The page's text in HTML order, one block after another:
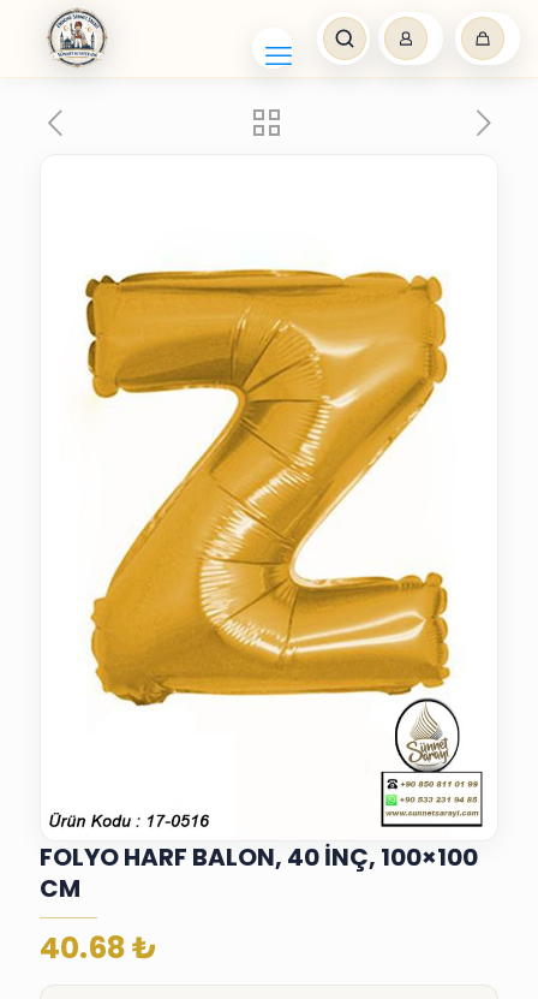
FOLYO HARF BALON, 40 İNÇ, 100×100
CM
40.68₺